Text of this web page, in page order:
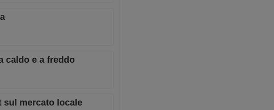
caldo e a freddo
sul mercato locale